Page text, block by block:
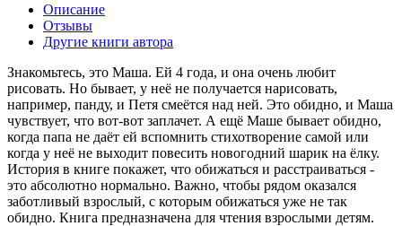
Описание
Отзывы
Другие книги автора
Знакомьтесь, это Маша. Ей 4 года, и она очень любит
рисовать. Но бывает, у неё не получается нарисовать,
например, панду, и Петя смеётся над ней. Это обидно, и Маша
чувствует, что вот-вот заплачет. А ещё Маше бывает обидно,
когда папа не даёт ей вспомнить стихотворение самой или
когда у неё не выходит повесить новогодний шарик на ёлку.
История в книге покажет, что обижаться и расстраиваться -
это абсолютно нормально. Важно, чтобы рядом оказался
заботливый взрослый, с которым обижаться уже не так
обидно. Книга предназначена для чтения взрослыми детям.